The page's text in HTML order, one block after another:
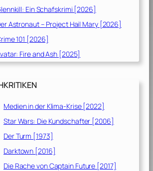
Ein Schafskrimi [2026]
Astronaut – Project Hail Mary [2026]
101 [2026]
Fire and Ash [2025]
Medien in der Klima-Krise [2022]
Star Wars: Die Kundschafter [2006]
Der Turm [1973]
Darktown [2016]
Die Rache von Captain Future [2017]